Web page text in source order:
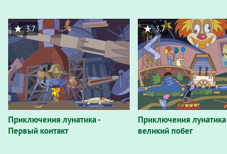
Приключения лунатика -
Первый контакт
3.7
Приключения лунатика
великий побег
3.7